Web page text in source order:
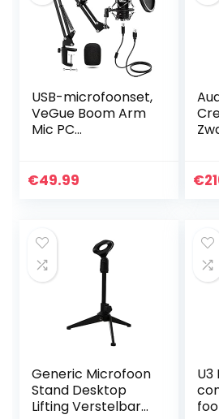
USB-microfoonset,
VeGue Boom Arm
Mic PC
Shock Mount, Pop
€49.99 €
Generic Microfoon
Stand Desktop
Lifting Verstelbare
U3